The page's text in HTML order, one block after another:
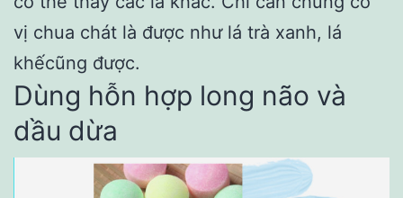
vị chua chát là được như lá trà xanh, lá
khếcũng được.
Dùng hỗn hợp long não và
dầu dừa